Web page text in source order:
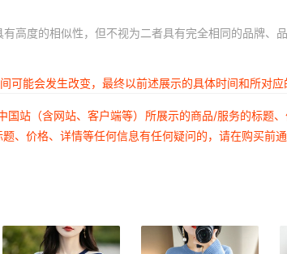
高度的相似性，但不视为二者具有完全相同的品牌、品
能会发生改变，最终以前述展示的具体时间和所对应
站（含网站、客户端等）所展示的商品/服务的标题
、价格、详情等任何信息有任何疑问的，请在购买